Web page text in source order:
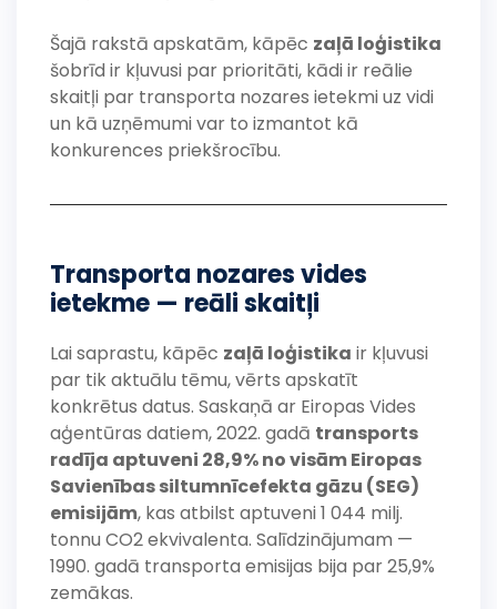
Šajā rakstā apskatām, kāpēc zaļā loģistika
šobrīd ir kļuvusi par prioritāti, kādi ir reālie
skaitļi par transporta nozares ietekmi uz vidi
un kā uzņēmumi var to izmantot kā
konkurences priekšrocību.
Transporta nozares vides
ietekme — reāli skaitļi
Lai saprastu, kāpēc zaļā loģistika ir kļuvusi
par tik aktuālu tēmu, vērts apskatīt
konkrētus datus. Saskaņā ar Eiropas Vides
aģentūras datiem, 2022. gadā transports
radīja aptuveni 28,9% no visām Eiropas
Savienības siltumnīcefekta gāzu (SEG)
emisijām, kas atbilst aptuveni 1 044 milj.
tonnu CO2 ekvivalenta. Salīdzinājumam —
1990. gadā transporta emisijas bija par 25,9%
zemākas.